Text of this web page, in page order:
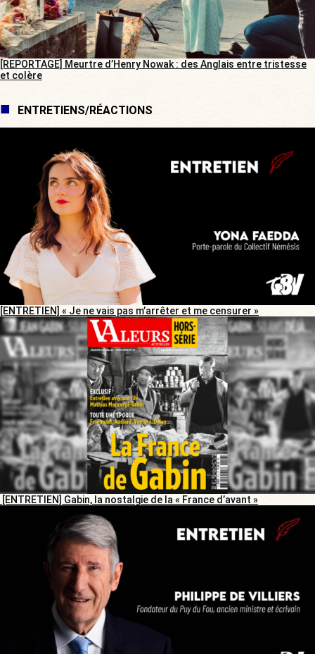
[REPORTAGE] Meurtre d’Henry Nowak : des Anglais entre tristesse
et colère
ENTRETIENS/RÉACTIONS
[ENTRETIEN] « Je ne vais pas m’arrêter et me censurer »
[ENTRETIEN] Gabin, la nostalgie de la « France d’avant »